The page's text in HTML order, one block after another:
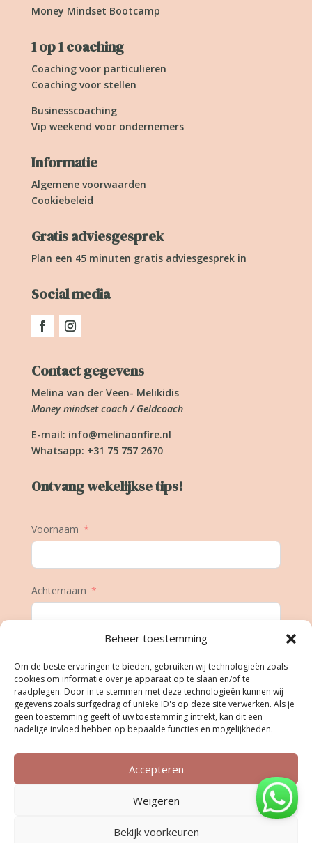
Beheer toestemming
Om de beste ervaringen te bieden, gebruiken wij technologieën zoals
cookies om informatie over je apparaat op te slaan en/of te
raadplegen. Door in te stemmen met deze technologieën kunnen wij
gegevens zoals surfgedrag of unieke ID's op deze site verwerken. Als je
geen toestemming geeft of uw toestemming intrekt, kan dit een
nadelige invloed hebben op bepaalde functies en mogelijkheden.
Accepteren
Weigeren
Bekijk voorkeuren
Money Mindset Bootcamp
1 op 1 coaching
Coaching voor particulieren
Coaching voor stellen
Businesscoaching
Vip weekend voor ondernemers
Informatie
Algemene voorwaarden
Cookiebeleid
Gratis adviesgesprek
Plan een 45 minuten gratis adviesgesprek in
Social media
Contact gegevens
Melina van der Veen- Melikidis
Money mindset coach / Geldcoach
E-mail: info@melinaonfire.nl
Whatsapp: +31 75 757 2670
Ontvang wekelijkse tips!
Voornaam
Achternaam
Geboortedatum
Inschrijven